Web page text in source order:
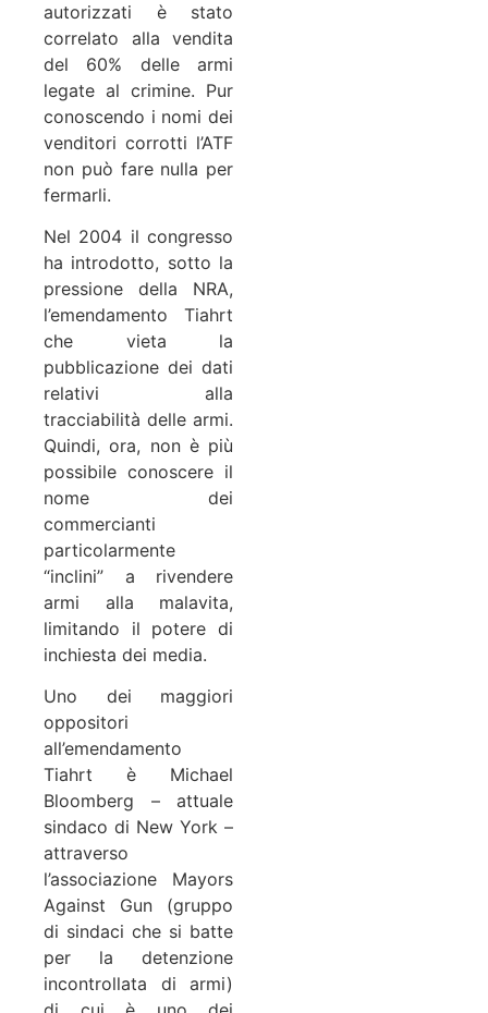
autorizzati è stato
correlato alla vendita
del 60% delle armi
legate al crimine. Pur
conoscendo i nomi dei
venditori corrotti l’ATF
non può fare nulla per
fermarli.
Nel 2004 il congresso
ha introdotto, sotto la
pressione della NRA,
l’emendamento Tiahrt
che vieta la
pubblicazione dei dati
relativi alla
tracciabilità delle armi.
Quindi, ora, non è più
possibile conoscere il
nome dei
commercianti
particolarmente
“inclini” a rivendere
armi alla malavita,
limitando il potere di
inchiesta dei media.
Uno dei maggiori
oppositori
all’emendamento
Tiahrt è Michael
Bloomberg – attuale
sindaco di New York –
attraverso
l’associazione Mayors
Against Gun (gruppo
di sindaci che si batte
per la detenzione
incontrollata di armi)